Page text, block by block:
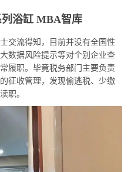
浴缸 MBA智库
流得知，目前并没有全国性
数据风险提示等对个别企业查
履职。毕竟税务部门主要负责
征收管理，发现偷逃税、少缴
职。